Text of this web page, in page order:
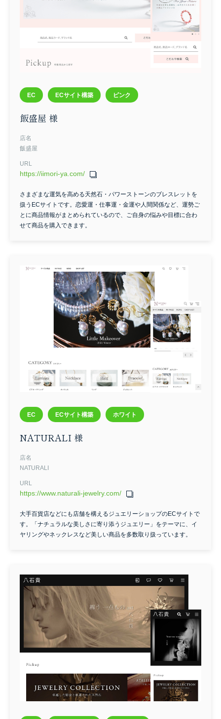
EC ECサイト構築 ピンク
飯盛屋 様
店名
飯盛屋
URL
https://iimori-ya.com/
さまざまな運気を高める天然石・パワーストーンのブレスレットを
扱うECサイトです。恋愛運・仕事運・金運や人間関係など、運勢ご
とに商品情報がまとめられているので、ご自身の悩みや目標に合わ
せて商品を購入できます。
EC ECサイト構築 ホワイト
NATURALI 様
店名
NATURALI
URL
https://www.naturali-jewelry.com/
大手百貨店などにも店舗を構えるジュエリーショップのECサイトで
す。「ナチュラルな美しさに寄り添うジュエリー」をテーマに、イ
ヤリングやネックレスなど美しい商品を多数取り扱っています。
ハウスクリーニング ヘアサロン
リフォーム
歯医者 治療院 結婚相談所 自動車関連
採用
サイトカラー
イエロー
ホワイト
カラフル